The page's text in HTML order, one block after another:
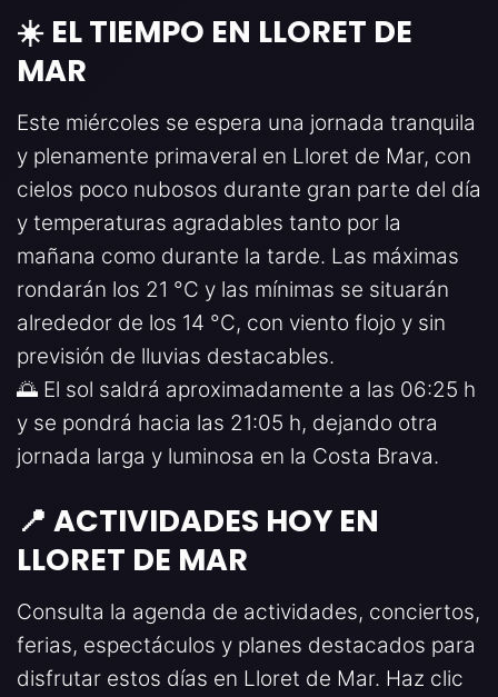
☀️ EL TIEMPO EN LLORET DE
MAR
Este miércoles se espera una jornada tranquila
y plenamente primaveral en Lloret de Mar, con
cielos poco nubosos durante gran parte del día
y temperaturas agradables tanto por la
mañana como durante la tarde. Las máximas
rondarán los 21 °C y las mínimas se situarán
alrededor de los 14 °C, con viento flojo y sin
previsión de lluvias destacables.
🌅 El sol saldrá aproximadamente a las 06:25 h
y se pondrá hacia las 21:05 h, dejando otra
jornada larga y luminosa en la Costa Brava.
📍 ACTIVIDADES HOY EN
LLORET DE MAR
Consulta la agenda de actividades, conciertos,
ferias, espectáculos y planes destacados para
disfrutar estos días en Lloret de Mar. Haz clic